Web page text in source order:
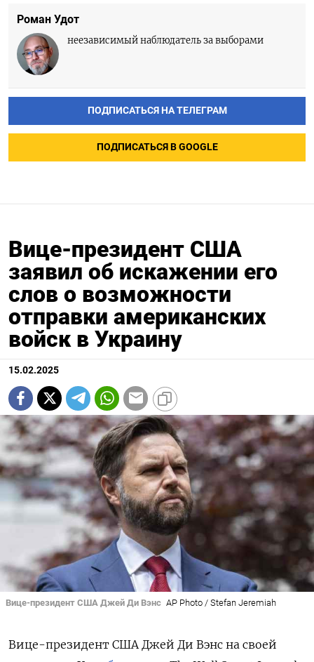
Роман Удот
неезависимый наблюдатель за выборами
ПОДПИСАТЬСЯ НА ТЕЛЕГРАМ
ПОДПИСАТЬСЯ В GOOGLE
Вице-президент США
заявил об искажении его
слов о возможности
отправки американских
войск в Украину
15.02.2025
Вице-президент США Джей Ди Вэнс AP Photo / Stefan Jeremiah
Вице-президент США Джей Ди Вэнс на своей